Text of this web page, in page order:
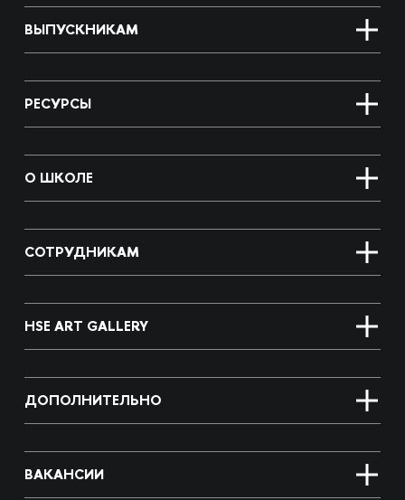
ВЫПУСКНИКАМ
РЕСУРСЫ
О ШКОЛЕ
СОТРУДНИКАМ
HSE ART GALLERY
ДОПОЛНИТЕЛЬНО
ВАКАНСИИ